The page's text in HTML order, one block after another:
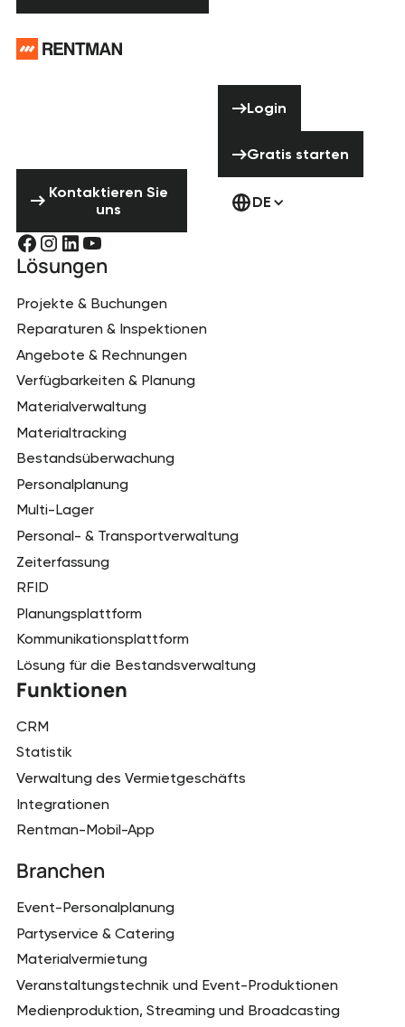
Kontaktieren Sie uns
Kontaktieren Sie
uns
Login
Gratis starten
DE
Lösungen
Projekte & Buchungen
Reparaturen & Inspektionen
Angebote & Rechnungen
Verfügbarkeiten & Planung
Materialverwaltung
Materialtracking
Bestandsüberwachung
Personalplanung
Multi-Lager
Personal- & Transportverwaltung
Zeiterfassung
RFID
Planungsplattform
Kommunikationsplattform
Lösung für die Bestandsverwaltung
Funktionen
CRM
Statistik
Verwaltung des Vermietgeschäfts
Integrationen
Rentman-Mobil-App
Branchen
Event-Personalplanung
Partyservice & Catering
Materialvermietung
Veranstaltungstechnik und Event-Produktionen
Medienproduktion, Streaming und Broadcasting